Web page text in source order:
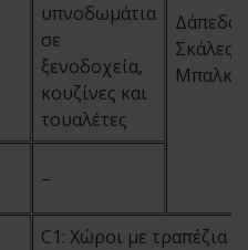
υπνοδωμάτια
σε
ξενοδοχεία,
κουζίνες και
τουαλέτες
Δάπεδα:
Σκάλες:
–
C1: Χώροι με τραπέζια